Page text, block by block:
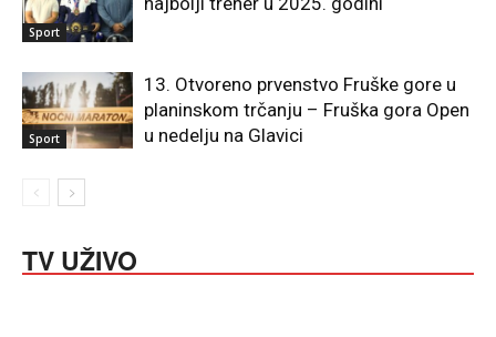
Sport
Sport
13. Otvoreno prvenstvo Fruške gore u
planinskom trčanju – Fruška gora Open
u nedelju na Glavici
TV UŽIVO